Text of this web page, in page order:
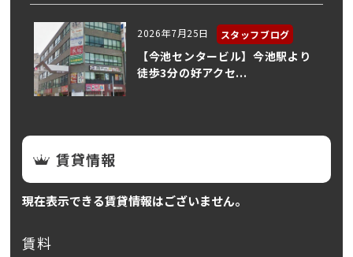
2026年7月25日 スタッフブログ
【今池センタービル】今池駅より
徒歩3分の好アクセ...
賃貸情報
現在表示できる賃貸情報はございません。
賃料